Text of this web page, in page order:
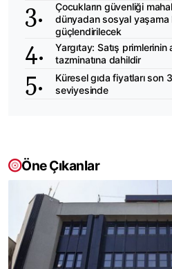
Çocukların güvenliği
dünyadan sosyal yaşama
güçlendirilecek
Yargıtay: Satış primlerinin
tazminatına dahildir
Küresel gıda fiyatları son
seviyesinde
Öne Çıkanlar